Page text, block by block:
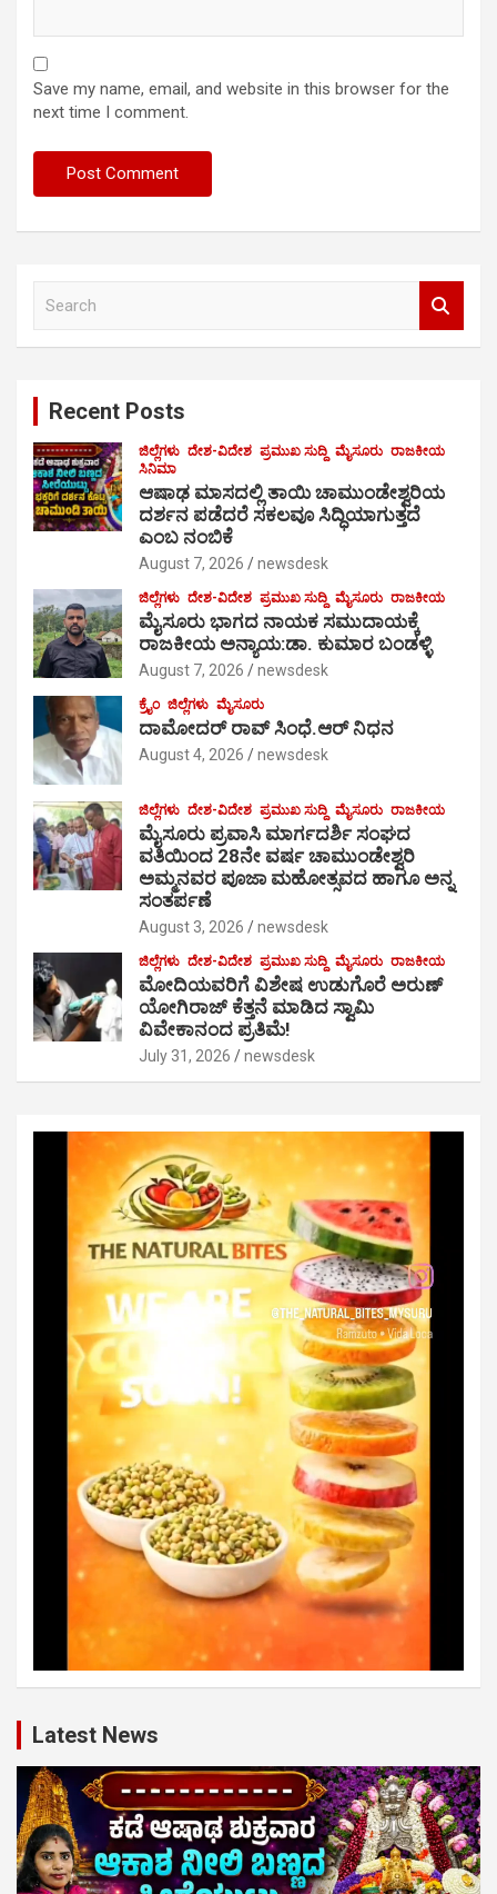
Save my name, email, and website in this browser for the
next time I comment.
Recent Posts
ಜಿಲ್ಲೆಗಳು ದೇಶ-ವಿದೇಶ ಪ್ರಮುಖ ಸುದ್ದಿ ಮೈಸೂರು ರಾಜಕೀಯ
ಸಿನಿಮಾ
ಆಷಾಢ ಮಾಸದಲ್ಲಿ ತಾಯಿ ಚಾಮುಂಡೇಶ್ವರಿಯ
ದರ್ಶನ ಪಡೆದರೆ ಸಕಲವೂ ಸಿದ್ಧಿಯಾಗುತ್ತದೆ
ಎಂಬ ನಂಬಿಕೆ
August 7, 2026 newsdesk
ಜಿಲ್ಲೆಗಳು ದೇಶ-ವಿದೇಶ ಪ್ರಮುಖ ಸುದ್ದಿ ಮೈಸೂರು ರಾಜಕೀಯ
ಮೈಸೂರು ಭಾಗದ ನಾಯಕ ಸಮುದಾಯಕ್ಕೆ
ರಾಜಕೀಯ ಅನ್ಯಾಯ:ಡಾ. ಕುಮಾರ ಬಂಡಳ್ಳಿ
August 7, 2026 newsdesk
ಕ್ರೈಂ ಜಿಲ್ಲೆಗಳು ಮೈಸೂರು
ದಾಮೋದರ್ ರಾವ್ ಸಿಂಧೆ.ಆರ್ ನಿಧನ
August 4, 2026 newsdesk
ಜಿಲ್ಲೆಗಳು ದೇಶ-ವಿದೇಶ ಪ್ರಮುಖ ಸುದ್ದಿ ಮೈಸೂರು ರಾಜಕೀಯ
ಮೈಸೂರು ಪ್ರವಾಸಿ ಮಾರ್ಗದರ್ಶಿ ಸಂಘದ
ವತಿಯಿಂದ 28ನೇ ವರ್ಷ ಚಾಮುಂಡೇಶ್ವರಿ
ಅಮ್ಮನವರ ಪೂಜಾ ಮಹೋತ್ಸವದ ಹಾಗೂ ಅನ್ನ
ಸಂತರ್ಪಣೆ
August 3, 2026 newsdesk
ಜಿಲ್ಲೆಗಳು ದೇಶ-ವಿದೇಶ ಪ್ರಮುಖ ಸುದ್ದಿ ಮೈಸೂರು ರಾಜಕೀಯ
ಮೋದಿಯವರಿಗೆ ವಿಶೇಷ ಉಡುಗೊರೆ ಅರುಣ್
ಯೋಗಿರಾಜ್ ಕೆತ್ತನೆ ಮಾಡಿದ ಸ್ವಾಮಿ
ವಿವೇಕಾನಂದ ಪ್ರತಿಮೆ!
July 31, 2026 newsdesk
Latest News